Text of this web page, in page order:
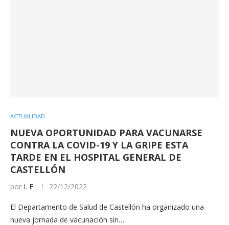
ACTUALIDAD
NUEVA OPORTUNIDAD PARA VACUNARSE
CONTRA LA COVID-19 Y LA GRIPE ESTA
TARDE EN EL HOSPITAL GENERAL DE
CASTELLÓN
por I. F. 22/12/2022
El Departamento de Salud de Castellón ha organizado una
nueva jornada de vacunación sin…